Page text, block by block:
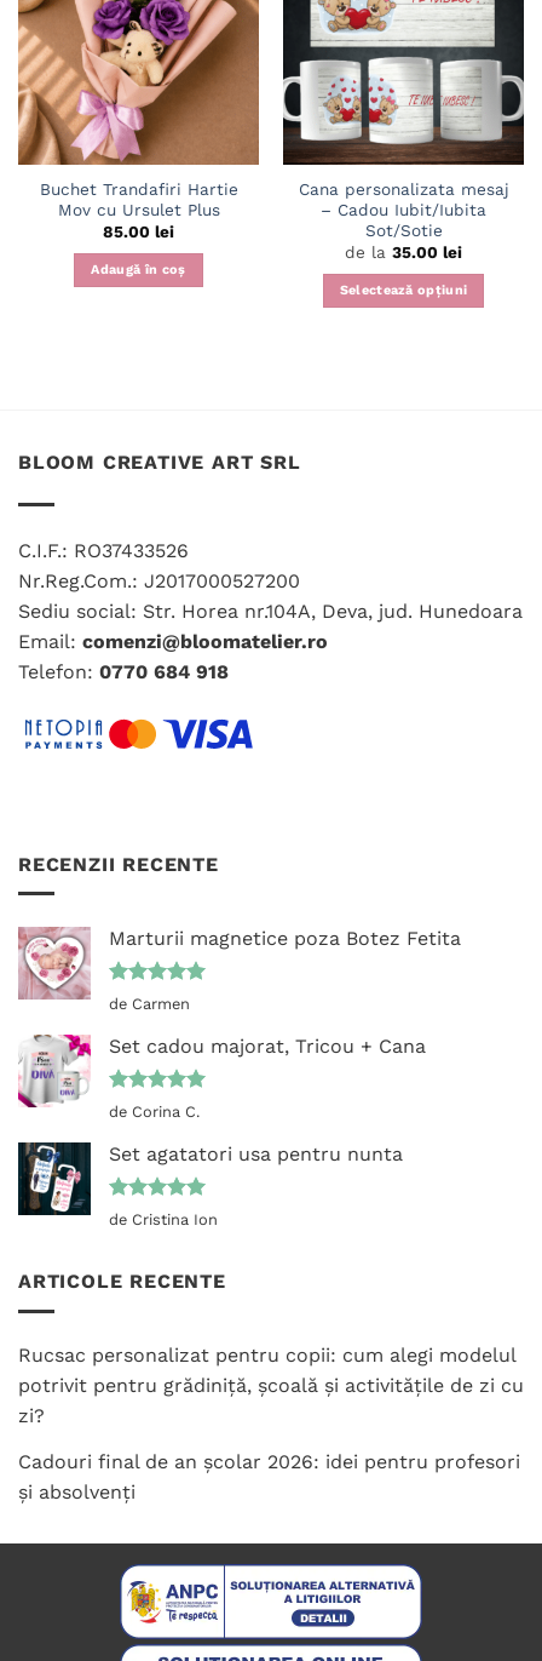
wishlist
Buchet Trandafiri Hartie
Mov cu Ursulet Plus
85.00 lei
Adaugă în coș
wishlist
Cana personalizata mesaj
– Cadou Iubit/Iubita
Sot/Sotie
de la 35.00 lei
Selectează opțiuni
produsului.
BLOOM CREATIVE ART SRL
C.I.F.: RO37433526
Nr.Reg.Com.: J2017000527200
Sediu social: Str. Horea nr.104A, Deva, jud. Hunedoara
Email: comenzi@bloomatelier.ro
Telefon: 0770 684 918
RECENZII RECENTE
Marturii magnetice poza Botez Fetita
Evaluat la
de Carmen
Set cadou majorat, Tricou + Cana
Evaluat la
de Corina C.
Set agatatori usa pentru nunta
Evaluat la
de Cristina Ion
ARTICOLE RECENTE
Rucsac personalizat pentru copii: cum alegi modelul
potrivit pentru grădiniță, școală și activitățile de zi cu
zi?
Cadouri final de an școlar 2026: idei pentru profesori
și absolvenți